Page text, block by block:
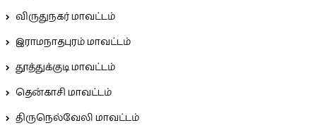
விருதுநகர் மாவட்டம்
இராமநாதபுரம் மாவட்டம்
தூத்துக்குடி மாவட்டம்
தென்காசி மாவட்டம்
திருநெல்வேலி மாவட்டம்